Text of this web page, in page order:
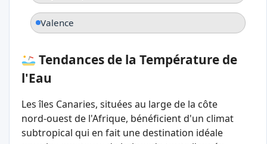
Valence
Tendances de la Température de
l'Eau
Les îles Canaries, situées au large de la côte
nord-ouest de l'Afrique, bénéficient d'un climat
subtropical qui en fait une destination idéale